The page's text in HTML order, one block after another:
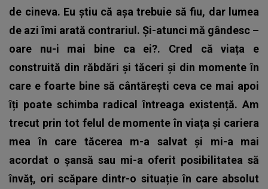
de cineva. Eu știu că așa trebuie să fiu, dar lumea
de azi îmi arată contrariul. Și-atunci mă gândesc –
oare nu-i mai bine ca ei?. Cred că viața e
construită din răbdări și tăceri și din momente în
care e foarte bine să cântărești ceva ce mai apoi
îți poate schimba radical întreaga existență. Am
trecut prin tot felul de momente în viața și cariera
mea în care tăcerea m-a salvat și mi-a mai
acordat o șansă sau mi-a oferit posibilitatea să
învăț, ori scăpare dintr-o situație în care absolut